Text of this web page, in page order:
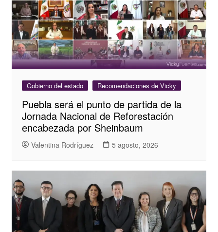
Gobierno del estado Recomendaciones de Vicky
Puebla será el punto de partida de la
Jornada Nacional de Reforestación
encabezada por Sheinbaum
Valentina Rodríguez 5 agosto, 2026